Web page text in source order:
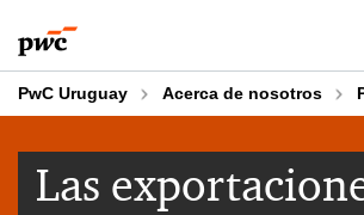
to
content
to
footer
PwC Uruguay Acerca de nosotros
Las